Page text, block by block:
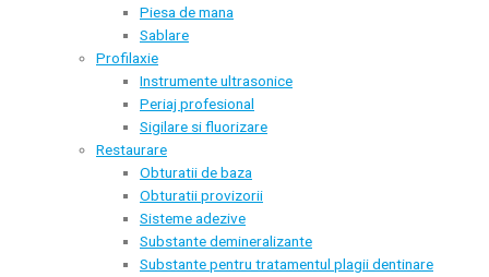
Piesa de mana
Sablare
Profilaxie
Instrumente ultrasonice
Periaj profesional
Sigilare si fluorizare
Restaurare
Obturatii de baza
Obturatii provizorii
Sisteme adezive
Substante demineralizante
Substante pentru tratamentul plagii dentinare